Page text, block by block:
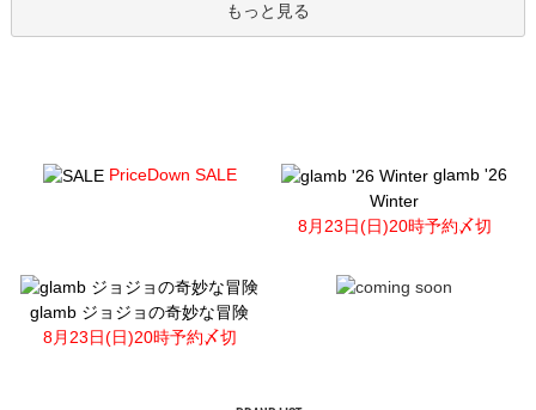
もっと見る
PriceDown SALE
glamb '26
Winter
8月23日(日)20時予約〆切
glamb ジョジョの奇妙な冒険
8月23日(日)20時予約〆切